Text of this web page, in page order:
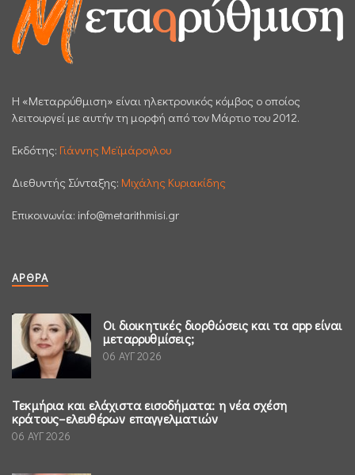
H «Μεταρρύθμιση» είναι ηλεκτρονικός κόμβος ο οποίος
λειτουργεί με αυτήν τη μορφή από τον Μάρτιο του 2012.
Εκδότης: Γιάννης Μεϊμάρογλου
Διεθυντής Σύνταξης: Μιχάλης Κυριακίδης
Επικοινωνία: info@metarithmisi.gr
ΆΡΘΡΑ
Οι διοικητικές διορθώσεις και τα app είναι
μεταρρυθμίσεις;
06 ΑΥΓ 2026
Τεκμήρια και ελάχιστα εισοδήματα: η νέα σχέση
κράτους–ελευθέρων επαγγελματιών
06 ΑΥΓ 2026